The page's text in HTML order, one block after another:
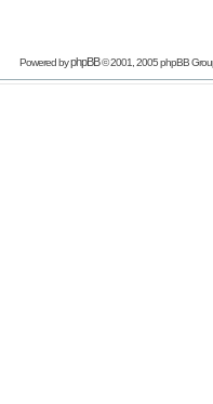
Powered byphpBB© 2001, 2005 phpBB